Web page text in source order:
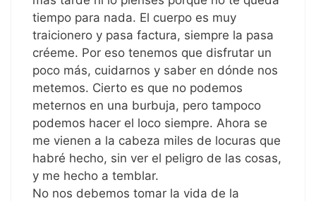
tiempo para nada. El cuerpo es muy
traicionero y pasa factura, siempre la pasa
créeme. Por eso tenemos que disfrutar un
poco más, cuidarnos y saber en dónde nos
metemos. Cierto es que no podemos
meternos en una burbuja, pero tampoco
podemos hacer el loco siempre. Ahora se
me vienen a la cabeza miles de locuras que
habré hecho, sin ver el peligro de las cosas,
y me hecho a temblar.
No nos debemos tomar la vida de la